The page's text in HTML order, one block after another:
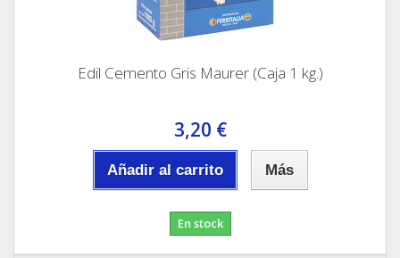
Edil Cemento Gris Maurer (Caja 1 kg.)
3,20 €
Añadir al carrito Más
En stock